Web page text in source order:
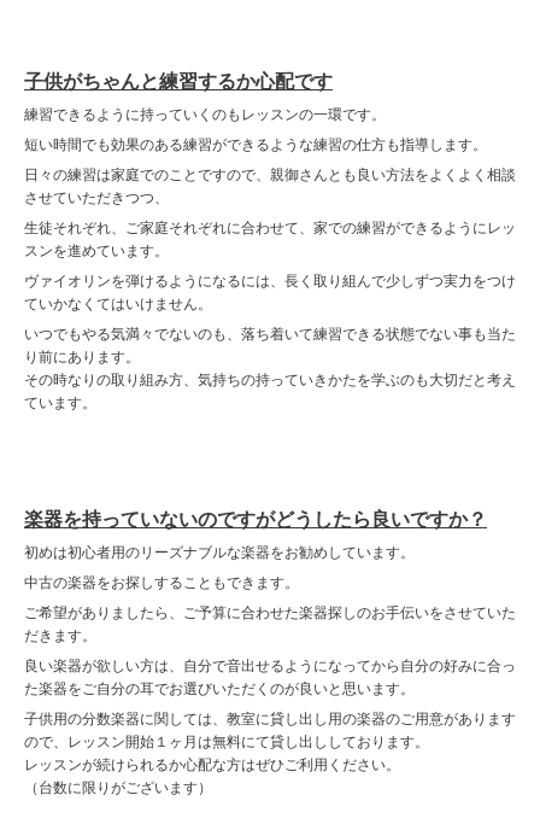
子供がちゃんと練習するか心配です
練習できるように持っていくのもレッスンの一環です。
短い時間でも効果のある練習ができるような練習の仕方も指導します。
日々の練習は家庭でのことですので、親御さんとも良い方法をよくよく相談
させていただきつつ、
生徒それぞれ、ご家庭それぞれに合わせて、家での練習ができるようにレッ
スンを進めています。
ヴァイオリンを弾けるようになるには、長く取り組んで少しずつ実力をつけ
ていかなくてはいけません。
いつでもやる気満々でないのも、落ち着いて練習できる状態でない事も当た
り前にあります。
その時なりの取り組み方、気持ちの持っていきかたを学ぶのも大切だと考え
ています。
楽器を持っていないのですがどうしたら良いですか？
初めは初心者用のリーズナブルな楽器をお勧めしています。
中古の楽器をお探しすることもできます。
ご希望がありましたら、ご予算に合わせた楽器探しのお手伝いをさせていた
だきます。
良い楽器が欲しい方は、自分で音出せるようになってから自分の好みに合っ
た楽器をご自分の耳でお選びいただくのが良いと思います。
子供用の分数楽器に関しては、教室に貸し出し用の楽器のご用意があります
ので、レッスン開始１ヶ月は無料にて貸し出ししております。
レッスンが続けられるか心配な方はぜひご利用ください。
（台数に限りがございます）